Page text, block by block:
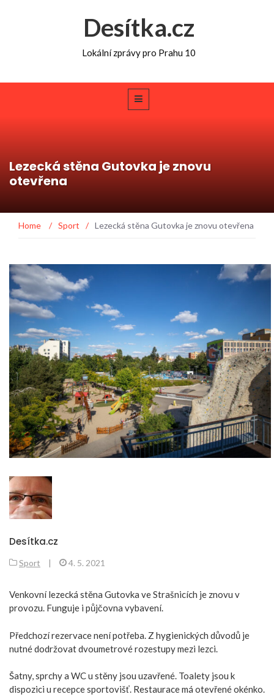
Desítka.cz
Lokální zprávy pro Prahu 10
Lezecká stěna Gutovka je znovu
otevřena
Home / Sport / Lezecká stěna Gutovka je znovu otevřena
Desítka.cz
Sport | 4. 5. 2021
Venkovní lezecká stěna Gutovka ve Strašnicích je znovu v
provozu. Funguje i půjčovna vybavení.
Předchozí rezervace není potřeba. Z hygienických důvodů je
nutné dodržovat dvoumetrové rozestupy mezi lezci.
Šatny, sprchy a WC u stěny jsou uzavřené. Toalety jsou k
dispozici u recepce sportovišť. Restaurace má otevřené okénko.